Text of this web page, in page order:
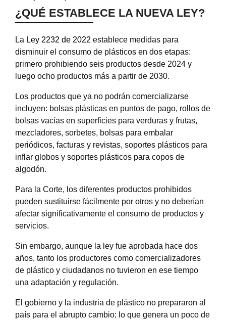
¿QUÉ ESTABLECE LA NUEVA LEY?
La Ley 2232 de 2022 establece medidas para
disminuir el consumo de plásticos en dos etapas:
primero prohibiendo seis productos desde 2024 y
luego ocho productos más a partir de 2030.
Los productos que ya no podrán comercializarse
incluyen: bolsas plásticas en puntos de pago, rollos de
bolsas vacías en superficies para verduras y frutas,
mezcladores, sorbetes, bolsas para embalar
periódicos, facturas y revistas, soportes plásticos para
inflar globos y soportes plásticos para copos de
algodón.
Para la Corte, los diferentes productos prohibidos
pueden sustituirse fácilmente por otros y no deberían
afectar significativamente el consumo de productos y
servicios.
Sin embargo, aunque la ley fue aprobada hace dos
años, tanto los productores como comercializadores
de plástico y ciudadanos no tuvieron en ese tiempo
una adaptación y regulación.
El gobierno y la industria de plástico no prepararon al
país para el abrupto cambio; lo que genera un poco de